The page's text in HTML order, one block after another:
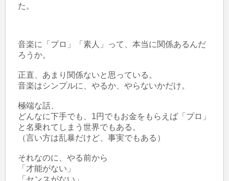
た。
音楽に「プロ」「素人」って、本当に関係あるんだ
ろうか。
正直、あまり関係ないと思っている。
音楽はシンプルに、やるか、やらないかだけ。
極端な話、
どんなに下手でも、1円でもお金をもらえば「プロ」
と名乗れてしまう世界でもある。
（言い方は乱暴だけど、事実でもある）
それなのに、やる前から
「才能がない」
「センスがない」